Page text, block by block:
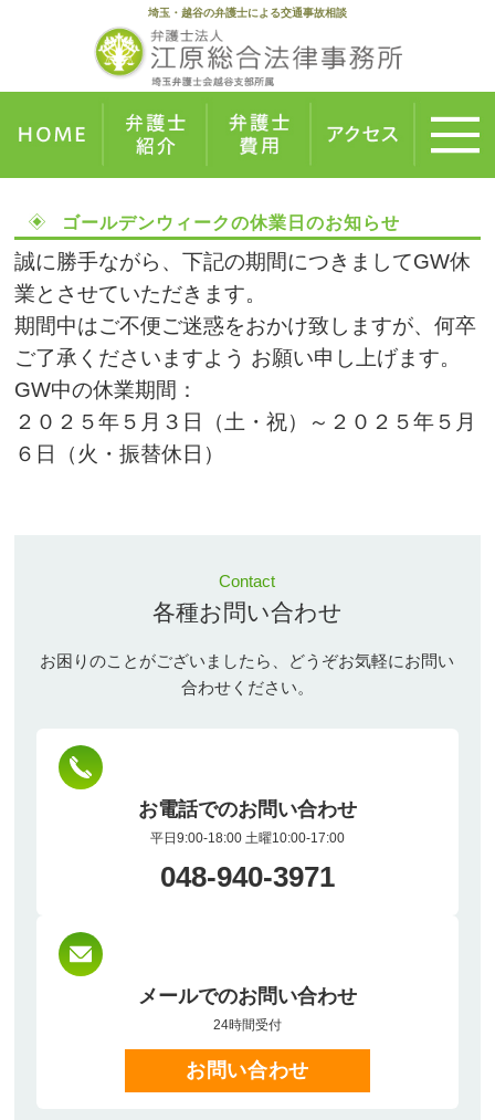
埼玉・越谷の弁護士による交通事故相談
ゴールデンウィークの休業日のお知らせ
誠に勝手ながら、下記の期間につきましてGW休
業とさせていただきます。
期間中はご不便ご迷惑をおかけ致しますが、何卒
ご了承くださいますよう お願い申し上げます。
GW中の休業期間：
２０２５年５月３日（土・祝）～２０２５年５月
６日（火・振替休日）
Contact
各種お問い合わせ
お困りのことがございましたら、どうぞお気軽にお問い
合わせください。
お電話でのお問い合わせ
平日9:00-18:00 土曜10:00-17:00
048-940-3971
メールでのお問い合わせ
24時間受付
お問い合わせ